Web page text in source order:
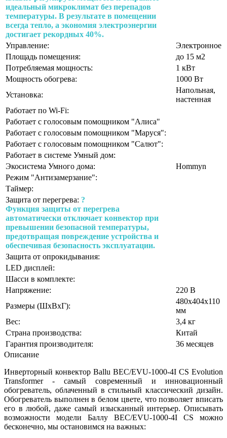
идеальный микроклимат без перепадов
температуры. В результате в помещении
всегда тепло, а экономия электроэнергии
достигает рекордных 40%.
Управление:
Электронное
Площадь помещения:
до 15 м2
Потребляемая мощность:
1 кВт
Мощность обогрева:
1000 Вт
Установка:
Напольная,
настенная
Работает по Wi-Fi:
Работает с голосовым помощником "Алиса"
Работает с голосовым помощником "Маруся":
Работает с голосовым помощником "Салют":
Работает в системе Умный дом:
Экосистема Умного дома:
Hommyn
Режим "Антизамерзание":
Таймер:
Защита от перегрева: ?
Функция защиты от перегрева
автоматически отключает конвектор при
превышении безопасной температуры,
предотвращая повреждение устройства и
обеспечивая безопасность эксплуатации.
Защита от опрокидывания:
LED дисплей:
Шасси в комплекте:
Напряжение:
220 В
Размеры (ШхВхГ):
480х404х110
мм
Вес:
3,4 кг
Страна производства:
Китай
Гарантия производителя:
36 месяцев
Описание
Инверторный конвектор Ballu BEC/EVU-1000-4I CS Evolution
Transformer - самый современный и инновационный
обогреватель, облаченный в стильный классический дизайн.
Обогреватель выполнен в белом цвете, что позволяет вписать
его в любой, даже самый изысканный интерьер. Описывать
возможности модели Баллу BEC/EVU-1000-4I CS можно
бесконечно, мы остановимся на важных: